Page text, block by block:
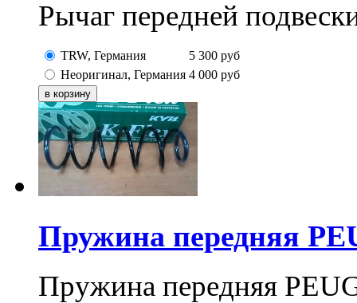
Рычаг передней
TRW, Германия 5 300 руб
Неоригинал, Германия 4 000 руб
Пружина передняя
Пружина передняя